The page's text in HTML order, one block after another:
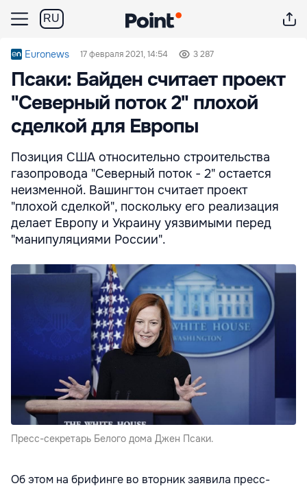
RU
Euronews 17 февраля 2021, 14:54 3 287
Псаки: Байден считает проект
"Северный поток 2" плохой
сделкой для Европы
Позиция США относительно строительства
газопровода "Северный поток - 2" остается
неизменной. Вашингтон считает проект
"плохой сделкой", поскольку его реализация
делает Европу и Украину уязвимыми перед
"манипуляциями России".
Пресс-секретарь Белого дома Джен Псаки.
Об этом на брифинге во вторник заявила пресс-